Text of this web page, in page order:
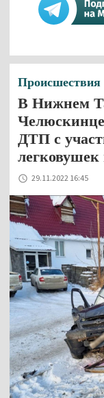
Происшествия
В Нижнем
ДТП с
легковушек
29.11.2022 16:45